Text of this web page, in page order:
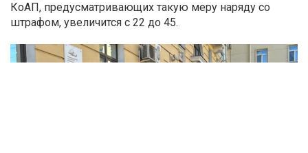
КоАП, предусматривающих такую меру наряду со
штрафом, увеличится с 22 до 45.